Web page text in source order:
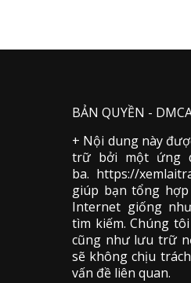
BẢN QUYỀN -
+ Nội dung này
trữ bởi một ứng
ba. https://
giúp bạn tổng
Internet giống
tìm kiếm. Chúng
cũng như lưu trữ
sẽ không chịu
vấn đề liên quan.